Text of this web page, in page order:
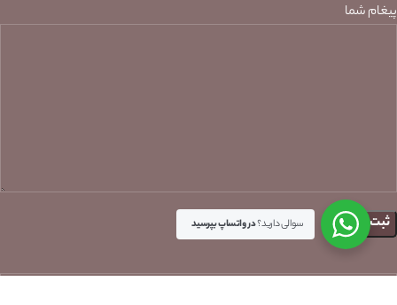
پیغام شما
سوالی دارید؟در واتساپ بپرسید